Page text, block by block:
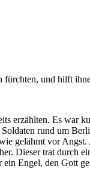
und hilft
erzählten. Es war
rund um
gelähmt vor
Dieser trat
Engel, den Gott